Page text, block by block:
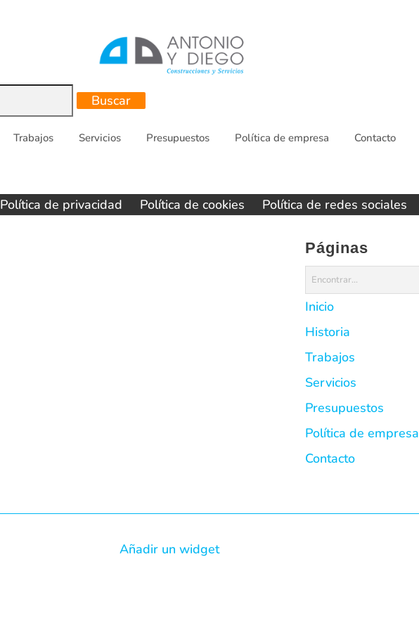
Trabajos Servicios Presupuestos Política de empresa Contacto
Política de privacidad Política de cookies Política de redes sociales
Páginas
Inicio
Historia
Trabajos
Servicios
Presupuestos
Política de empresa
Contacto
Añadir un widget